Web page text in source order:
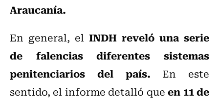
Araucanía.
En general, el INDH reveló una serie
de falencias diferentes sistemas
penitenciarios del país. En este
sentido, el informe detalló queen 11 de